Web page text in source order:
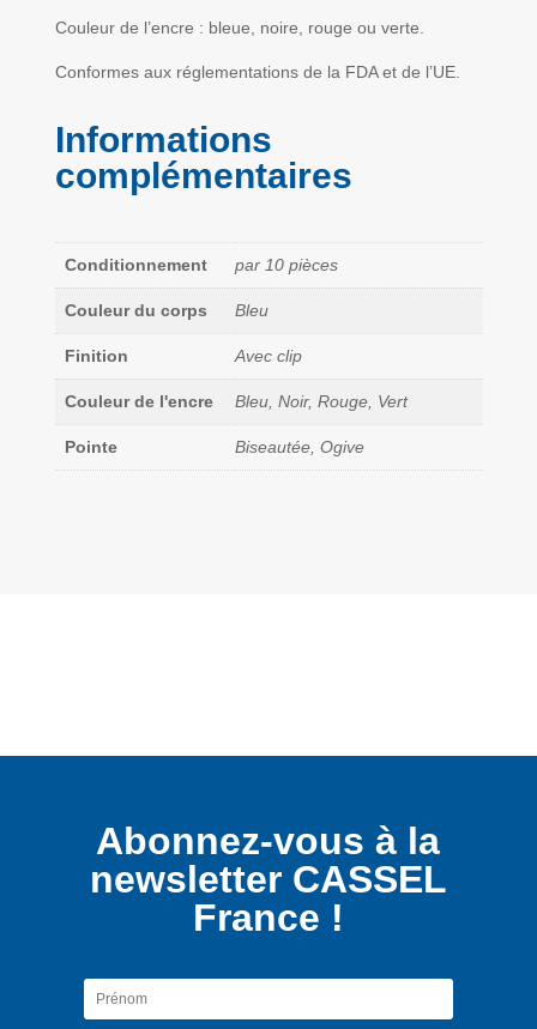
Couleur de l’encre : bleue, noire, rouge ou verte.
Conformes aux réglementations de la FDA et de l’UE.
Informations
complémentaires
Conditionnement par 10 pièces
Couleur du corps Bleu
Finition Avec clip
Couleur de l'encre Bleu, Noir, Rouge, Vert
Pointe Biseautée, Ogive
Abonnez-vous à la
newsletter CASSEL
France !